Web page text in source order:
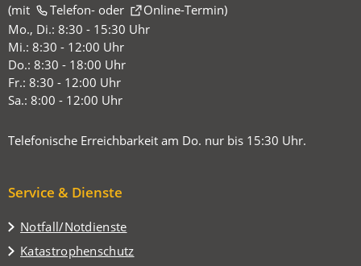
(mit
Telefon-oder Online-Termin
(Öffnet
in
einem
neuen
Tab)
)
Mo., Di.: 8:30 - 15:30 Uhr
Mi.: 8:30 - 12:00 Uhr
Do.: 8:30 - 18:00 Uhr
Fr.: 8:30 - 12:00 Uhr
Sa.: 8:00 - 12:00 Uhr
Telefonische Erreichbarkeit am Do. nur bis 15:30 Uhr.
Service & Dienste
Notfall/Notdienste
Katastrophenschutz